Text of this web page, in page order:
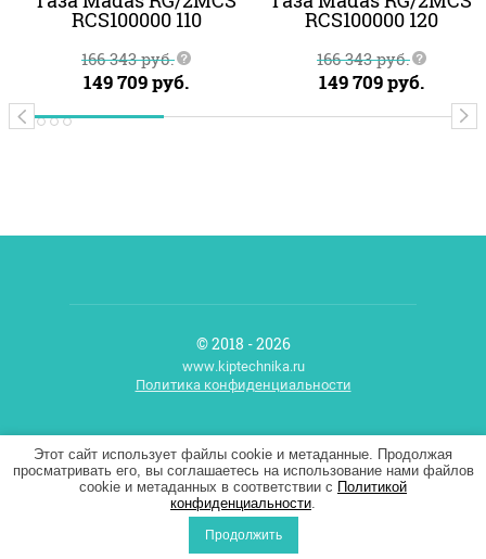
Этот сайт использует файлы cookie и метаданные. Продолжая
просматривать его, вы соглашаетесь на использование нами файлов
cookie и метаданных в соответствии с Политикой
конфиденциальности.
Продолжить
RCS100000 110
166 343руб.
149 709руб.
RCS100000 120
166 343руб.
149 709руб.
© 2018 - 2026
www.kiptechnika.ru
Политика конфиденциальности
Мегагрупп.ру